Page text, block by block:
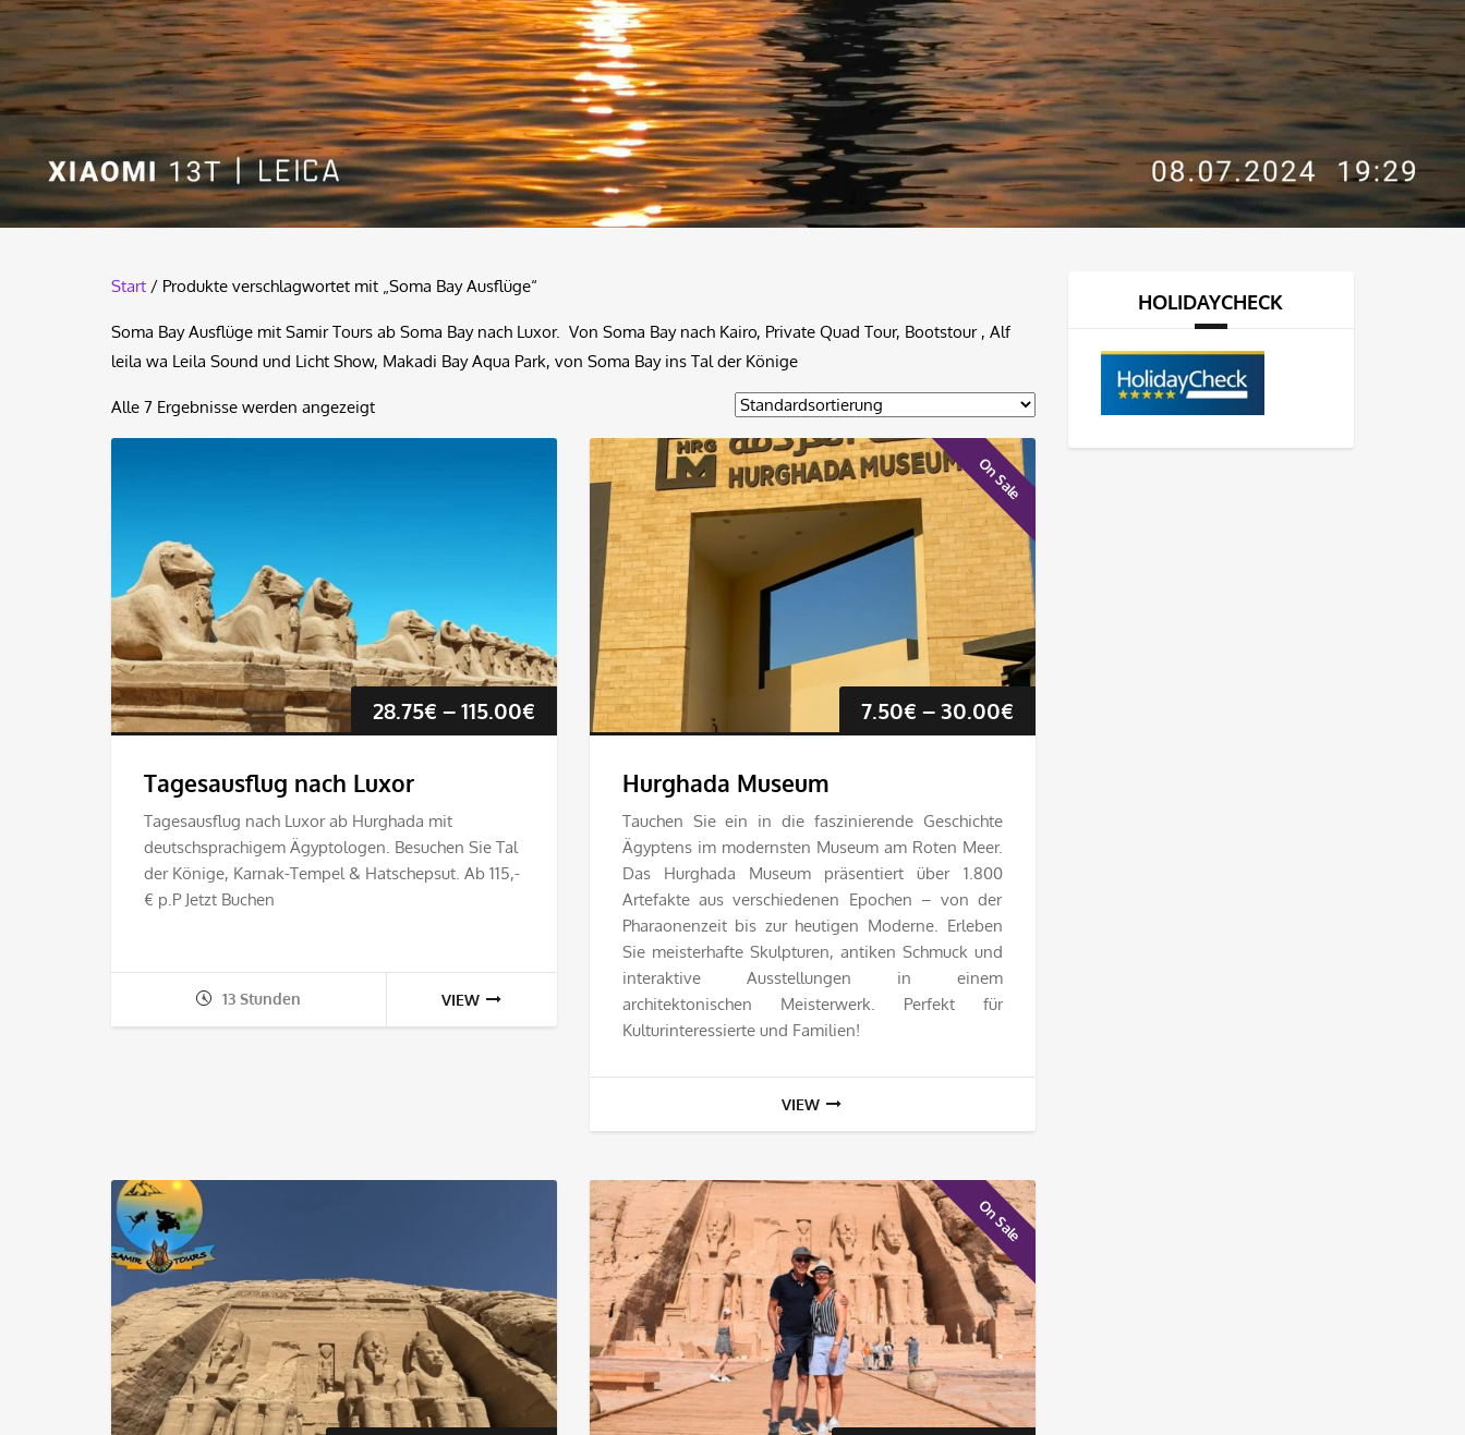
Start / Produkte verschlagwortet mit „Soma Bay Ausflüge“
Soma Bay Ausflüge mit Samir Tours ab Soma Bay nach Luxor. Von Soma Bay nach Kairo, Private Quad Tour, Bootstour , Alf
leila wa Leila Sound und Licht Show, Makadi Bay Aqua Park, von Soma Bay ins Tal der Könige
Alle 7 Ergebnisse werden angezeigt
28.75€ –115.00€Preisspanne:
Tagesausflug nach Luxor
Tagesausflug nach Luxor ab Hurghada mit
deutschsprachigem Ägyptologen. Besuchen Sie Tal
der Könige, Karnak-Tempel & Hatschepsut. Ab 115,-
€ p.P Jetzt Buchen
13 Stunden VIEW
On Sale
7.50€ –30.00€Preisspanne:
Hurghada Museum
Tauchen Sie ein in die faszinierende Geschichte
Ägyptens im modernsten Museum am Roten Meer.
Das Hurghada Museum präsentiert über 1.800
Artefakte aus verschiedenen Epochen – von der
Pharaonenzeit bis zur heutigen Moderne. Erleben
Sie meisterhafte Skulpturen, antiken Schmuck und
interaktive Ausstellungen in einem
architektonischen Meisterwerk. Perfekt für
Kulturinteressierte und Familien!
VIEW
On Sale
HOLIDAYCHECK